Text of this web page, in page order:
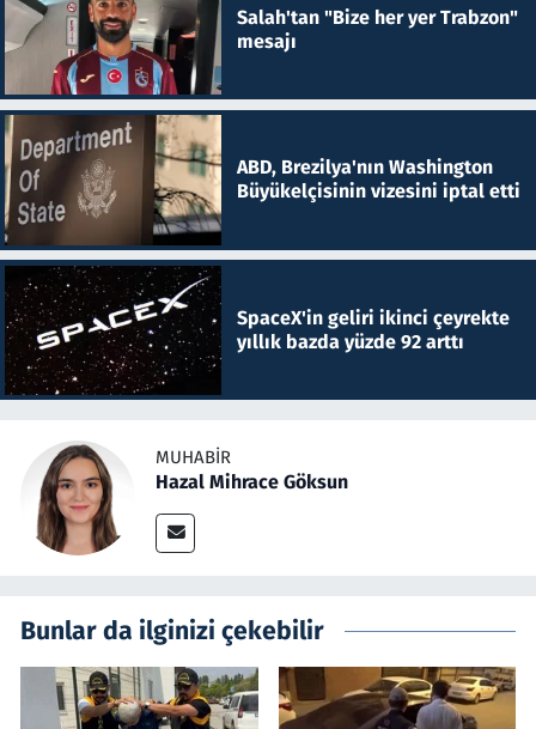
Salah'tan "Bize her yer Trabzon"
mesajı
ABD, Brezilya'nın Washington
Büyükelçisinin vizesini iptal etti
SpaceX'in geliri ikinci çeyrekte
yıllık bazda yüzde 92 arttı
MUHABIR
Hazal Mihrace Göksun
Bunlar da ilginizi çekebilir